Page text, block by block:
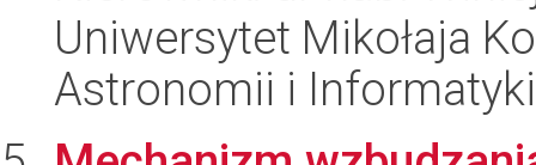
Uniwersytet Mikołaja
Astronomii i